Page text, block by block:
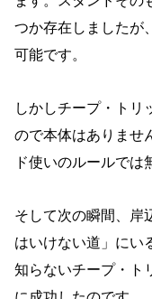
つか存在しましたが
可能です。
しかしチープ・トリ
ので本体はありませ
ド使いのルールでは
そして次の瞬間、岸
はいけない道」にい
知らないチープ・ト